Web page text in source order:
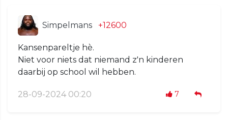
Simpelmans +12600
Kansenpareltje hè.
Niet voor niets dat niemand z'n kinderen
daarbij op school wil hebben.
28-09-2024 00:20 7